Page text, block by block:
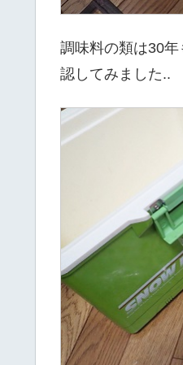
調味料の類は30
認してみました..